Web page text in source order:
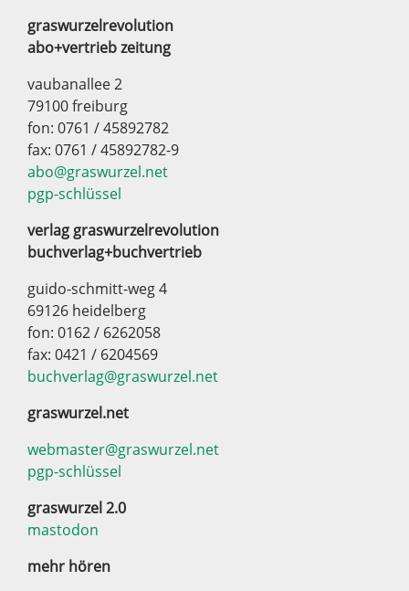
graswurzelrevolution
abo+vertrieb zeitung
vaubanallee 2
79100 freiburg
fon: 0761 / 45892782
fax: 0761 / 45892782-9
abo@graswurzel.net
pgp-schlüssel
verlag graswurzelrevolution
buchverlag+buchvertrieb
guido-schmitt-weg 4
69126 heidelberg
fon: 0162 / 6262058
fax: 0421 / 6204569
buchverlag@graswurzel.net
graswurzel.net
webmaster@graswurzel.net
pgp-schlüssel
graswurzel 2.0
mastodon
mehr hören